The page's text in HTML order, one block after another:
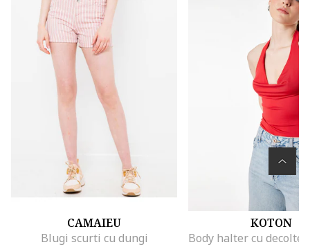
CAMAIEU
Blugi scurti cu dungi
KOTON